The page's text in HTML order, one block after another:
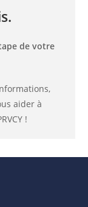
de votre
aider à
!